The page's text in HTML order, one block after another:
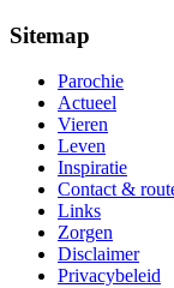
Sitemap
Parochie
Actueel
Vieren
Leven
Inspiratie
Contact &
Links
Zorgen
Disclaimer
Privacybeleid